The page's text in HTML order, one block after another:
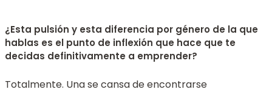
¿Esta pulsión y esta diferencia por género de la que
hablas es el punto de inflexión que hace que te
decidas definitivamente a emprender?
Totalmente. Una se cansa de encontrarse